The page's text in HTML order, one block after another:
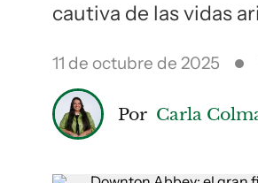
cautiva de las vidas
11 de octubre de 2025
Por Carla